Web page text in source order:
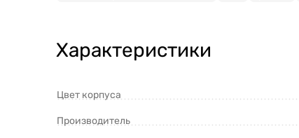
Характеристики
Цвет корпуса
Производитель